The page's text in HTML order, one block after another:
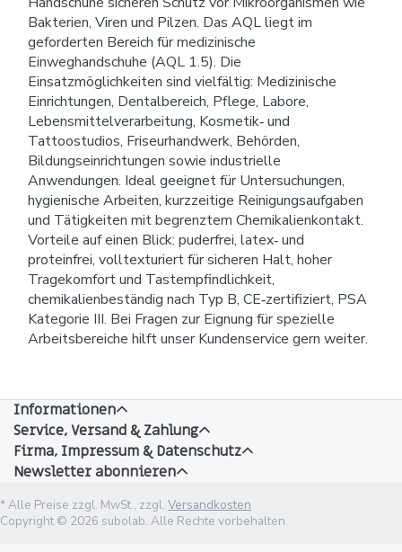
Bakterien, Viren und Pilzen. Das AQL liegt im
geforderten Bereich für medizinische
Einweghandschuhe (AQL 1.5). Die
Einsatzmöglichkeiten sind vielfältig: Medizinische
Einrichtungen, Dentalbereich, Pflege, Labore,
Lebensmittelverarbeitung, Kosmetik‑ und
Tattoostudios, Friseurhandwerk, Behörden,
Bildungseinrichtungen sowie industrielle
Anwendungen. Ideal geeignet für Untersuchungen,
hygienische Arbeiten, kurzzeitige Reinigungsaufgaben
und Tätigkeiten mit begrenztem Chemikalienkontakt.
Vorteile auf einen Blick: puderfrei, latex‑ und
proteinfrei, volltexturiert für sicheren Halt, hoher
Tragekomfort und Tastempfindlichkeit,
chemikalienbeständig nach Typ B, CE‑zertifiziert, PSA
Kategorie III. Bei Fragen zur Eignung für spezielle
Arbeitsbereiche hilft unser Kundenservice gern weiter.
Informationen
Service, Versand & Zahlung
Firma, Impressum & Datenschutz
Newsletter abonnieren
* Alle Preise zzgl. MwSt., zzgl. Versandkosten
Copyright © 2026 subolab. Alle Rechte vorbehalten.